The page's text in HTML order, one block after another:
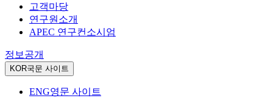
고객마당
연구원소개
APEC 연구컨소시엄
정보공개
KOR국문 사이트
ENG영문 사이트